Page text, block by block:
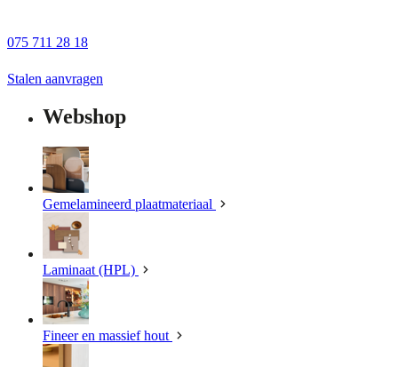
075 711 28 18
Stalen aanvragen
Webshop
Gemelamineerd plaatmateriaal
Laminaat (HPL)
Fineer en massief hout